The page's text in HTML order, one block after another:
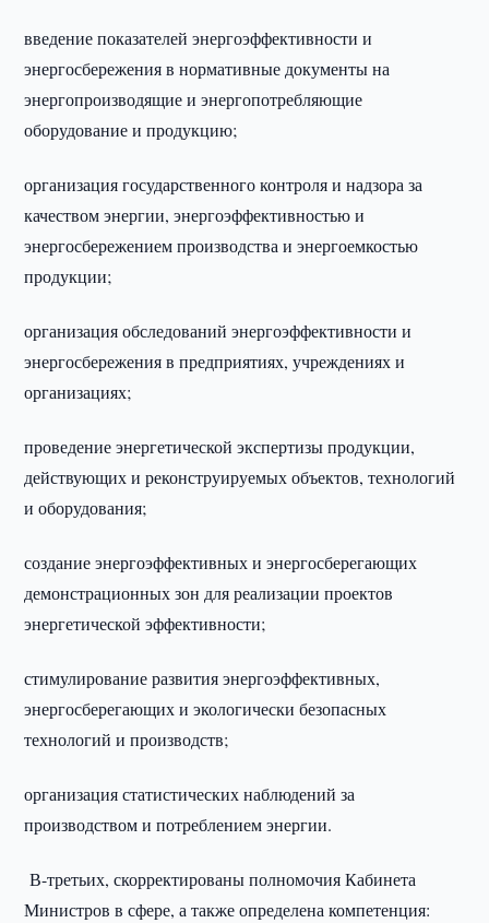
введение показателей энергоэффективности и
энергосбережения в нормативные документы на
энергопроизводящие и энергопотребляющие
оборудование и продукцию;
организация государственного контроля и надзора за
качеством энергии, энергоэффективностью и
энергосбережением производства и энергоемкостью
продукции;
организация обследований энергоэффективности и
энергосбережения в предприятиях, учреждениях и
организациях;
проведение энергетической экспертизы продукции,
действующих и реконструируемых объектов, технологий
и оборудования;
создание энергоэффективных и энергосберегающих
демонстрационных зон для реализации проектов
энергетической эффективности;
стимулирование развития энергоэффективных,
энергосберегающих и экологически безопасных
технологий и производств;
организация статистических наблюдений за
производством и потреблением энергии.
В-третьих, скорректированы полномочия Кабинета
Министров в сфере, а также определена компетенция: